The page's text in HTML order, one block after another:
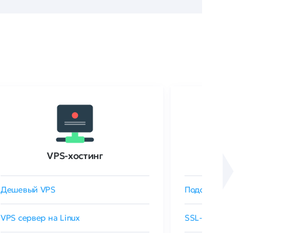
VPS-хостинг
Дешевый VPS
VPS сервер на Linux
Подобрать SSL-сертификат
SSL-сертификаты GlobalSign